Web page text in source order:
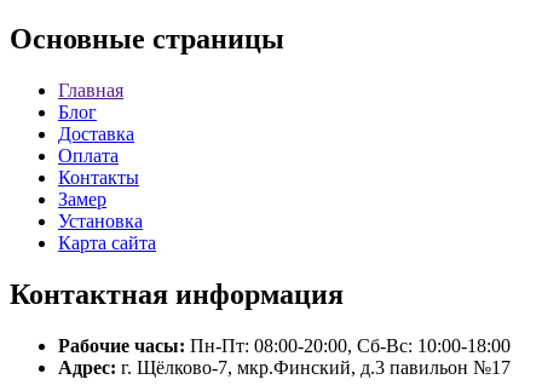
Основные страницы
Главная
Блог
Доставка
Оплата
Контакты
Замер
Установка
Карта сайта
Контактная информация
Рабочие часы: Пн-Пт: 08:00-20:00, Сб-Вс: 10:00-18:00
Адрес: г. Щёлково-7, мкр.Финский, д.3 павильон №17